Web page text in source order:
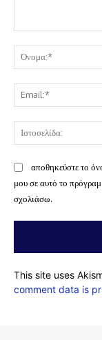
αποθηκεύστε το
μου σε αυτό το
σχολιάσω.
This site uses
comment data is